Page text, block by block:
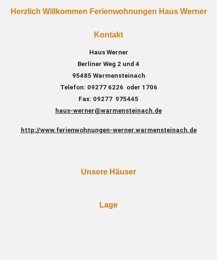
Herzlich Willkommen Ferienwohnungen Haus Werner
Kontakt
Haus Werner
Berliner Weg 2 und 4
95485 Warmensteinach
Telefon: 09277 6226 oder 1706
Fax: 09277 975445
haus-werner@warmensteinach.de
http://www.ferienwohnungen-werner.warmensteinach.de
Unsere Häuser
Lage